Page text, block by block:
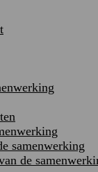
samenwerking
de